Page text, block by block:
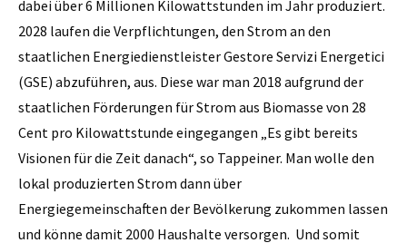
dabei über 6 Millionen Kilowattstunden im Jahr produziert.
2028 laufen die Verpflichtungen, den Strom an den
staatlichen Energiedienstleister Gestore Servizi Energetici
(GSE) abzuführen, aus. Diese war man 2018 aufgrund der
staatlichen Förderungen für Strom aus Biomasse von 28
Cent pro Kilowattstunde eingegangen „Es gibt bereits
Visionen für die Zeit danach“, so Tappeiner. Man wolle den
lokal produzierten Strom dann über
Energiegemeinschaften der Bevölkerung zukommen lassen
und könne damit 2000 Haushalte versorgen. Und somit